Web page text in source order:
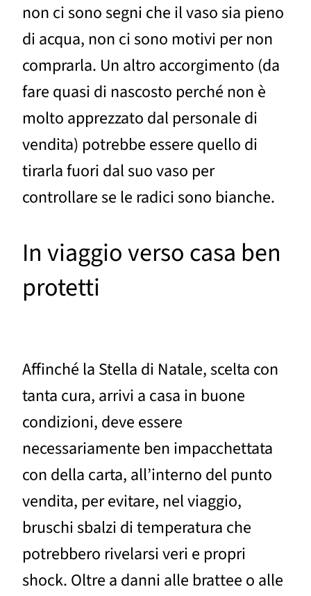
non ci sono segni che il vaso sia pieno
di acqua, non ci sono motivi per non
comprarla. Un altro accorgimento (da
fare quasi di nascosto perché non è
molto apprezzato dal personale di
vendita) potrebbe essere quello di
tirarla fuori dal suo vaso per
controllare se le radici sono bianche.
In viaggio verso casa ben
protetti
Affinché la Stella di Natale, scelta con
tanta cura, arrivi a casa in buone
condizioni, deve essere
necessariamente ben impacchettata
con della carta, all’interno del punto
vendita, per evitare, nel viaggio,
bruschi sbalzi di temperatura che
potrebbero rivelarsi veri e propri
shock. Oltre a danni alle brattee o alle